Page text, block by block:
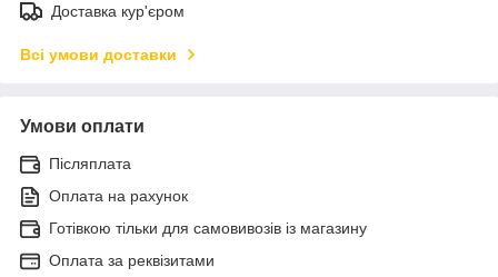
Доставка кур'єром
Всі умови доставки
Умови оплати
Післяплата
Оплата на рахунок
Готівкою тільки для самовивозів із магазину
Оплата за реквізитами